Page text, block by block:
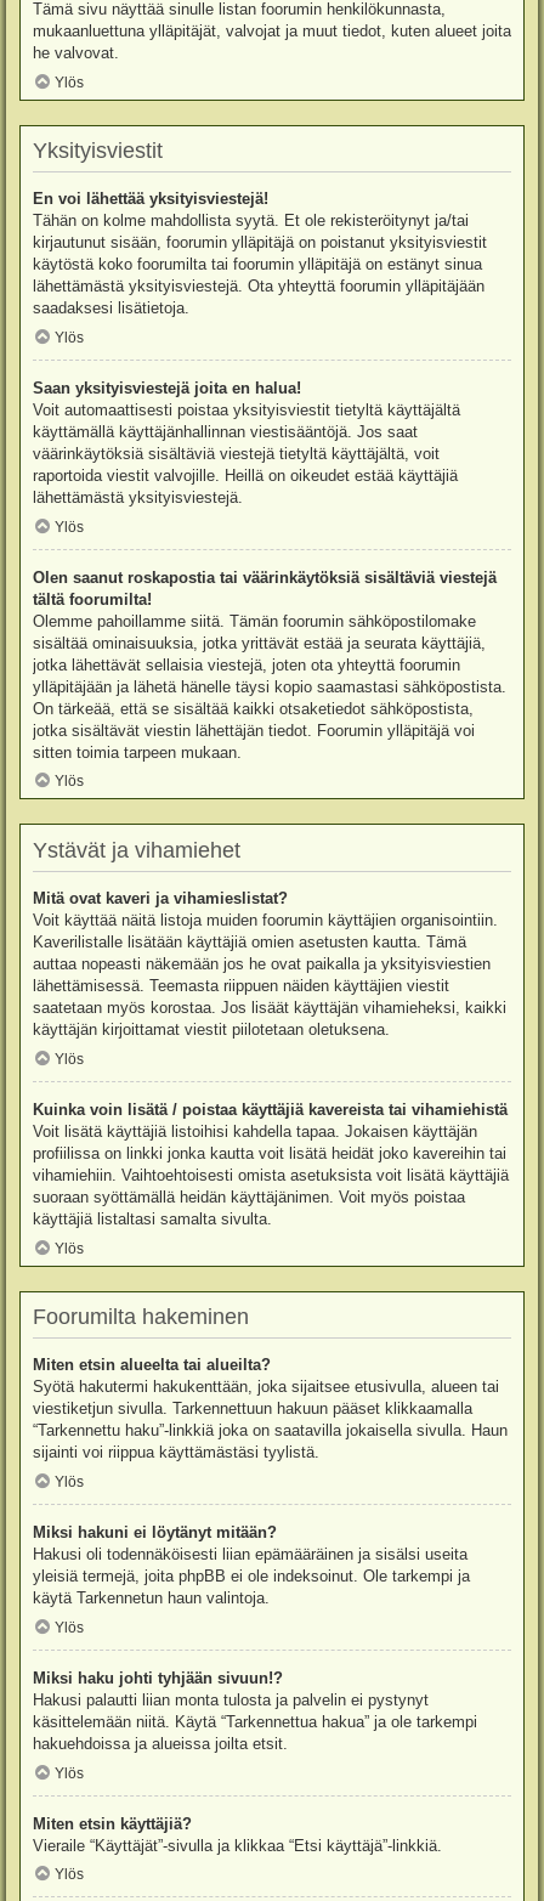
Tämä sivu näyttää sinulle listan foorumin henkilökunnasta,
mukaanluettuna ylläpitäjät, valvojat ja muut tiedot, kuten alueet joita
he valvovat.
Ylös
Yksityisviestit
En voi lähettää yksityisviestejä!
Tähän on kolme mahdollista syytä. Et ole rekisteröitynyt ja/tai
kirjautunut sisään, foorumin ylläpitäjä on poistanut yksityisviestit
käytöstä koko foorumilta tai foorumin ylläpitäjä on estänyt sinua
lähettämästä yksityisviestejä. Ota yhteyttä foorumin ylläpitäjään
saadaksesi lisätietoja.
Ylös
Saan yksityisviestejä joita en halua!
Voit automaattisesti poistaa yksityisviestit tietyltä käyttäjältä
käyttämällä käyttäjänhallinnan viestisääntöjä. Jos saat
väärinkäytöksiä sisältäviä viestejä tietyltä käyttäjältä, voit
raportoida viestit valvojille. Heillä on oikeudet estää käyttäjiä
lähettämästä yksityisviestejä.
Ylös
Olen saanut roskapostia tai väärinkäytöksiä sisältäviä viestejä
tältä foorumilta!
Olemme pahoillamme siitä. Tämän foorumin sähköpostilomake
sisältää ominaisuuksia, jotka yrittävät estää ja seurata käyttäjiä,
jotka lähettävät sellaisia viestejä, joten ota yhteyttä foorumin
ylläpitäjään ja lähetä hänelle täysi kopio saamastasi sähköpostista.
On tärkeää, että se sisältää kaikki otsaketiedot sähköpostista,
jotka sisältävät viestin lähettäjän tiedot. Foorumin ylläpitäjä voi
sitten toimia tarpeen mukaan.
Ylös
Ystävät ja vihamiehet
Mitä ovat kaveri ja vihamieslistat?
Voit käyttää näitä listoja muiden foorumin käyttäjien organisointiin.
Kaverilistalle lisätään käyttäjiä omien asetusten kautta. Tämä
auttaa nopeasti näkemään jos he ovat paikalla ja yksityisviestien
lähettämisessä. Teemasta riippuen näiden käyttäjien viestit
saatetaan myös korostaa. Jos lisäät käyttäjän vihamieheksi, kaikki
käyttäjän kirjoittamat viestit piilotetaan oletuksena.
Ylös
Kuinka voin lisätä / poistaa käyttäjiä kavereista tai vihamiehistä
Voit lisätä käyttäjiä listoihisi kahdella tapaa. Jokaisen käyttäjän
profiilissa on linkki jonka kautta voit lisätä heidät joko kavereihin tai
vihamiehiin. Vaihtoehtoisesti omista asetuksista voit lisätä käyttäjiä
suoraan syöttämällä heidän käyttäjänimen. Voit myös poistaa
käyttäjiä listaltasi samalta sivulta.
Ylös
Foorumilta hakeminen
Miten etsin alueelta tai alueilta?
Syötä hakutermi hakukenttään, joka sijaitsee etusivulla, alueen tai
viestiketjun sivulla. Tarkennettuun hakuun pääset klikkaamalla
“Tarkennettu haku”-linkkiä joka on saatavilla jokaisella sivulla. Haun
sijainti voi riippua käyttämästäsi tyylistä.
Ylös
Miksi hakuni ei löytänyt mitään?
Hakusi oli todennäköisesti liian epämääräinen ja sisälsi useita
yleisiä termejä, joita phpBB ei ole indeksoinut. Ole tarkempi ja
käytä Tarkennetun haun valintoja.
Ylös
Miksi haku johti tyhjään sivuun!?
Hakusi palautti liian monta tulosta ja palvelin ei pystynyt
käsittelemään niitä. Käytä “Tarkennettua hakua” ja ole tarkempi
hakuehdoissa ja alueissa joilta etsit.
Ylös
Miten etsin käyttäjiä?
Vieraile “Käyttäjät”-sivulla ja klikkaa “Etsi käyttäjä”-linkkiä.
Ylös